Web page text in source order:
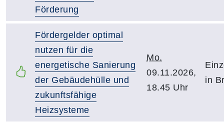
Förderung
Fördergelder optimal
nutzen für die
energetische Sanierung
der Gebäudehülle und
zukunftsfähige
Heizsysteme
Mo.
09.11.2026,
18.45 Uhr
in